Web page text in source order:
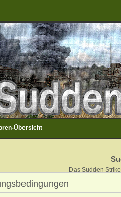
Übersicht
Das Sudden